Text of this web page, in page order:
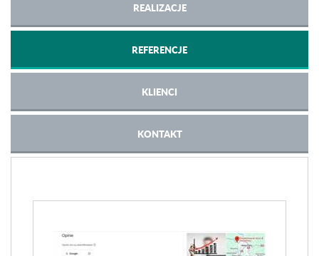
REALIZACJE
REFERENCJE
KLIENCI
KONTAKT